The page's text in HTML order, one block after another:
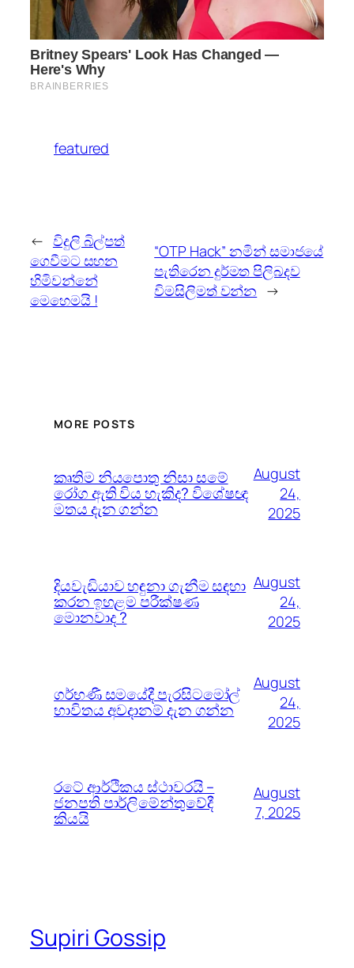
featured
← විදුලි බිල්පත්
ගෙවීමට සහන
හිමිවන්නේ
මෙහෙමයි !
“OTP Hack” නමින් සමාජයේ
පැතිරෙන දුර්මත පිලිබදව
විමසිලිමත් වන්න →
MORE POSTS
කෘතිම නියපොතු නිසා සමේ
රෝග ඇති විය හැකිද? විශේෂඥ
මතය දැන ගන්න
August
24,
2025
දියවැඩියාව හඳුනා ගැනීම සඳහා
කරන ඉහළම පරීක්ෂණ
මොනවාද ?
August
24,
2025
ගර්භණී සමයේදී පැරසිටමෝල්
භාවිතය අවදානම් දැන ගන්න
August
24,
2025
රටේ ආර්ථිකය ස්ථාවරයි –
ජනපති පාර්ලිමේන්තුවේදී
කියයි
August
7, 2025
Supiri Gossip